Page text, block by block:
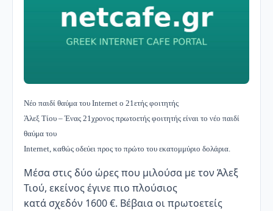
Νέο παιδί θαύμα του Internet ο 21ετής φοιτητής
Άλεξ Τίου – Ένας 21χρονος πρωτοετής φοιτητής είναι το νέο παιδί
θαύμα του
Internet, καθώς οδεύει προς το πρώτο του εκατομμύριο δολάρια.
Μέσα στις δύο ώρες που μιλούσα με τον Άλεξ
Τιού, εκείνος έγινε πιο πλούσιος
κατά σχεδόν 1600 €. Βέβαια οι πρωτοετείς